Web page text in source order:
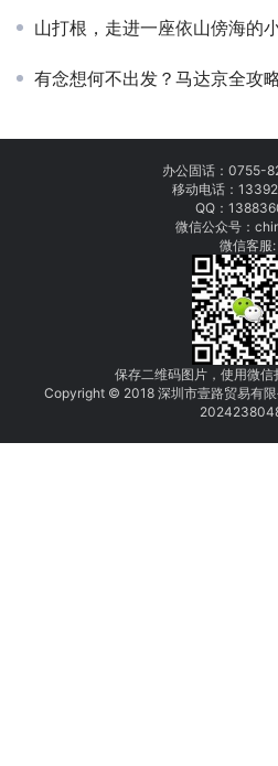
山打根，走进一座依山傍海的小城，闯进一个
有念想何不出发？马达京全攻略/干货拱手献
办公固话： 0755-
移动电话：
QQ：
微信公众号：
微信客服:
保存二维码图片，使用微信
Copyright © 2018 深圳市壹路贸易有
2024